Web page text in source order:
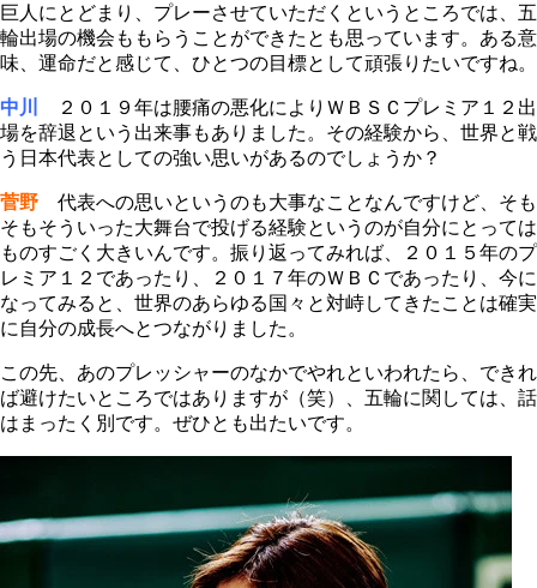
巨人にとどまり、プレーさせていただくというところでは、五
輪出場の機会ももらうことができたとも思っています。ある意
味、運命だと感じて、ひとつの目標として頑張りたいですね。
中川
２０１９年は腰痛の悪化によりＷＢＳＣプレミア１２出
場を辞退という出来事もありました。その経験から、世界と戦
う日本代表としての強い思いがあるのでしょうか？
菅野 代表への思いというのも大事なことなんですけど、そも
そもそういった大舞台で投げる経験というのが自分にとっては
ものすごく大きいんです。振り返ってみれば、２０１５年のプ
レミア１２であったり、２０１７年のＷＢＣであったり、今に
なってみると、世界のあらゆる国々と対峙してきたことは確実
に自分の成長へとつながりました。
この先、あのプレッシャーのなかでやれといわれたら、できれ
ば避けたいところではありますが（笑）、五輪に関しては、話
はまったく別です。ぜひとも出たいです。